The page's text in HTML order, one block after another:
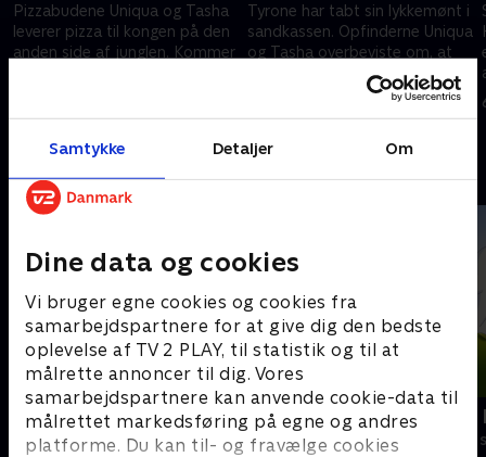
Samtykke Detaljer Om
Dine data og cookies
Vi bruger egne cookies og cookies fra
samarbejdspartnere for at give dig den bedste
oplevelse af TV 2 PLAY, til statistik og til at
målrette annoncer til dig. Vores
samarbejdspartnere kan anvende cookie-data til
målrettet markedsføring på egne og andres
platforme. Du kan til- og fravælge cookies
Pizzabudene Uniqua og Tasha
leverer pizza til kongen på den
anden side af junglen. Kommer
Tyrone har tabt sin lykkemønt i
sandkassen. Opfinderne Uniqua
og Tasha overbeviste om, at
den er suget ned i jordens
indre. Vil Tyrone få sin
6. februar 2021 • 23 min
Andre så også
Brandmand Sam
Børneserier • 1 sæsoner
Laban - Det
Børneserier • 1